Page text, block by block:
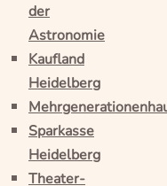
der
Astronomie
Kaufland
Heidelberg
Sparkasse
Heidelberg
Theater-